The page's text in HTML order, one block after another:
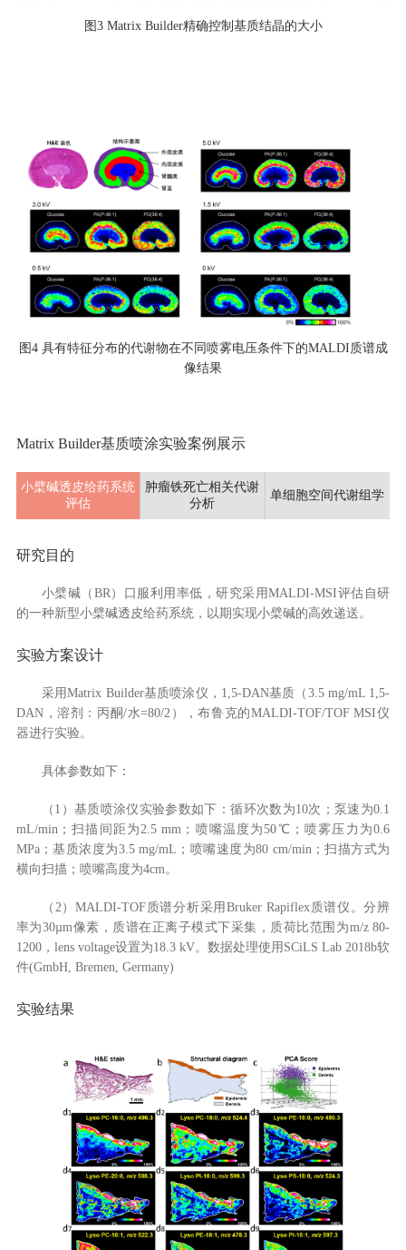
图3 Matrix Builder精确控制基质结晶的大小
图4 具有特征分布的代谢物在不同喷雾电压条件下的MALDI质谱成
像结果
Matrix Builder基质喷涂实验案例展示
小檗碱透皮给药系统
评估
肿瘤铁死亡相关代谢
分析
单细胞空间代谢组学
研究目的
小檗碱（BR）口服利用率低，研究采用MALDI-MSI评估自研
的一种新型小檗碱透皮给药系统，以期实现小檗碱的高效递送。
实验方案设计
采用Matrix Builder基质喷涂仪，1,5-DAN基质（3.5 mg/mL 1,5-
DAN，溶剂：丙酮/水=80/2），布鲁克的MALDI-TOF/TOF MSI仪
器进行实验。
具体参数如下：
（1）基质喷涂仪实验参数如下：循环次数为10次；泵速为0.1
mL/min；扫描间距为2.5 mm；喷嘴温度为50℃；喷雾压力为0.6
MPa；基质浓度为3.5 mg/mL；喷嘴速度为80 cm/min；扫描方式为
横向扫描；喷嘴高度为4cm。
（2）MALDI-TOF质谱分析采用Bruker Rapiflex质谱仪。分辨
率为30µm像素，质谱在正离子模式下采集，质荷比范围为m/z 80-
1200，lens voltage设置为18.3 kV。数据处理使用SCiLS Lab 2018b软
件(GmbH, Bremen, Germany)
实验结果